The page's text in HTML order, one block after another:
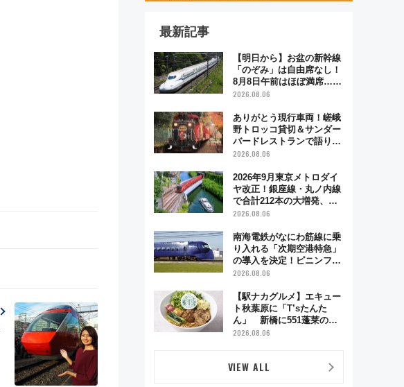
最新記事
【明日から】お盆の新幹線
「のぞみ」は自由席なし！
8月8日午前はほぼ満席…で
も数時間ズラせば空きが見
「空席」探しのコツ
2026.08.06
ありがとう現行車両！嵯峨
野トロッコ貸切＆サンダー
バードレストランで語り合
う秋の京都 斉藤雪乃＆福
日「京都の鉄道満喫ツア
ー」開催
2026.08.06
2026年9月東京メトロダイ
ヤ改正！銀座線・丸ノ内線
で合計212本の大増発、混
雑緩和に期待
2026.08.06
南海電鉄がなにわ筋線に乗
り入れる「次期空港特急」
の導入を決定！ピニンファ
リーナによる日本初の鉄道
2026.08.06
【駅ナカグルメ】エキュー
ト秋葉原に「T’sたんた
ん」 新橋に551蓬莱の
DNAを継ぐ「東京豚饅」、
【2026年8月】
2026.08.06
VIEW ALL